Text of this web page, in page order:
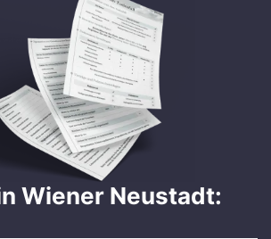
Wiener Neustadt: